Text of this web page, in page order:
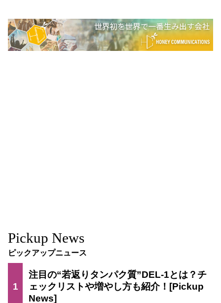
Pickup News
ピックアップニュース
1
注目の“若返りタンパク質”DEL-1とは？チ
ェックリストや増やし方も紹介！